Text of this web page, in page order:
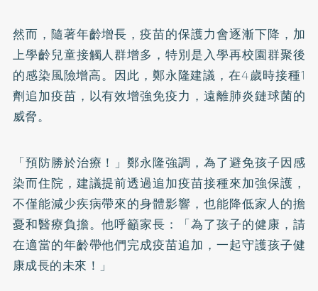
然而，隨著年齡增長，疫苗的保護力會逐漸下降，加
上學齡兒童接觸人群增多，特別是入學再校園群聚後
的感染風險增高。因此，鄭永隆建議，在4歲時接種1
劑追加疫苗，以有效增強免疫力，遠離肺炎鏈球菌的
威脅。
「預防勝於治療！」鄭永隆強調，為了避免孩子因感
染而住院，建議提前透過追加疫苗接種來加強保護，
不僅能減少疾病帶來的身體影響，也能降低家人的擔
憂和醫療負擔。他呼籲家長：「為了孩子的健康，請
在適當的年齡帶他們完成疫苗追加，一起守護孩子健
康成長的未來！」